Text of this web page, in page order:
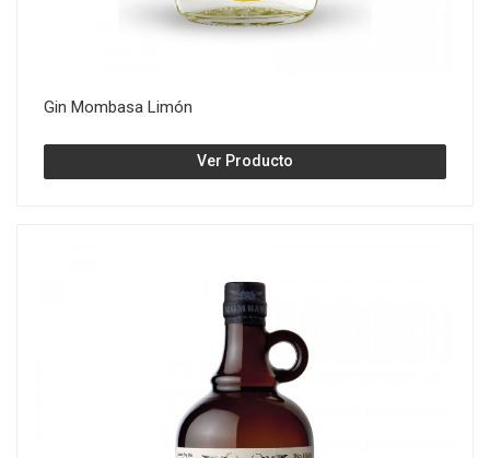
Gin Mombasa Limón
Ver Producto